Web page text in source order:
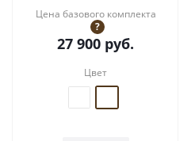
Цена базового комплекта
?
27 900 руб.
Цвет